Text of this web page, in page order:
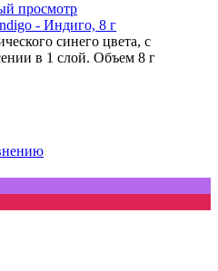
просмотр
- Индиго, 8 г
синего цвета, с
в 1 слой. Объем 8 г